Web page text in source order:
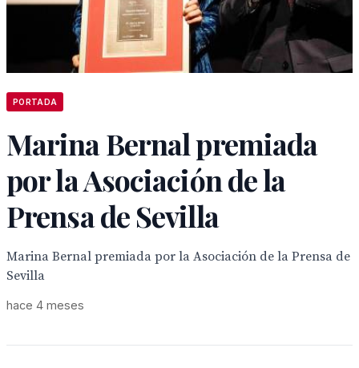
PORTADA
Marina Bernal premiada
por la Asociación de la
Prensa de Sevilla
Marina Bernal premiada por la Asociación de la Prensa de
Sevilla
hace 4 meses